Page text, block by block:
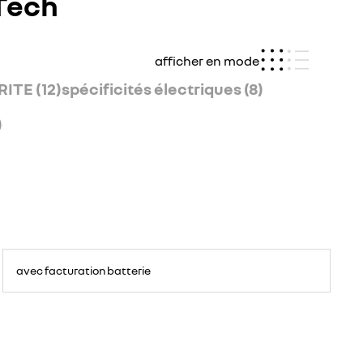
afficher en mode
(12)spécificités électriques (8)
avec facturation batterie